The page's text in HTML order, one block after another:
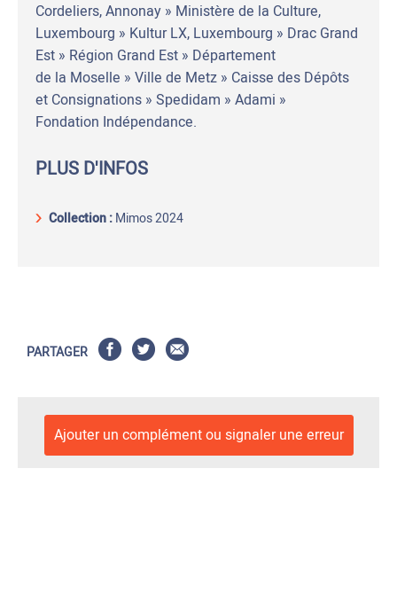
Cordeliers, Annonay » Ministère de la Culture,
Luxembourg » Kultur LX, Luxembourg » Drac Grand
Est » Région Grand Est » Département
de la Moselle » Ville de Metz » Caisse des Dépôts
et Consignations » Spedidam » Adami »
Fondation Indépendance.
PLUS D'INFOS
Collection :Mimos 2024
PARTAGER
Ajouter un complément ou signaler une erreur